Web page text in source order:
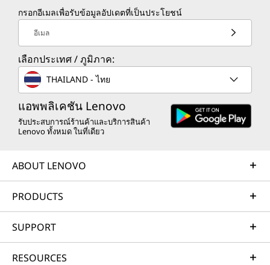
กรอกอีเมลเพื่อรับข้อมูลอัปเดตที่เป็นประโยชน์
อีเมล
เลือกประเทศ / ภูมิภาค:
THAILAND - ไทย
แอพพลิเคชัน Lenovo
รับประสบการณ์ร้านค้าและบริการสินค้า
Lenovo ทั้งหมด ในที่เดียว
ABOUT LENOVO
PRODUCTS
SUPPORT
RESOURCES